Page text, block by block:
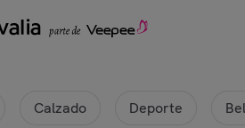
Calzado Deporte